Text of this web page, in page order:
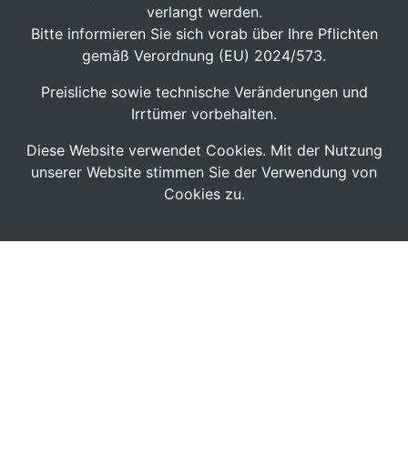
verlangt werden.
Bitte informieren Sie sich vorab über Ihre Pflichten
gemäß Verordnung (EU) 2024/573.
Preisliche sowie technische Veränderungen und
Irrtümer vorbehalten.
Diese Website verwendet Cookies. Mit der Nutzung
unserer Website stimmen Sie der Verwendung von
Cookies zu.